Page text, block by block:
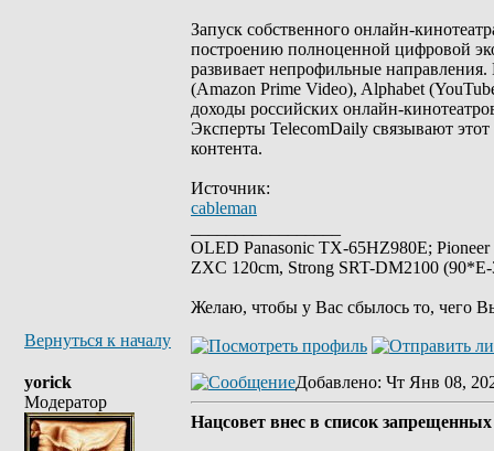
Запуск собственного онлайн-
построению полноценной цифровой
развивает непрофильные
(Amazon Prime Video), Alphabet
доходы российских онлайн-
Эксперты TelecomDaily связывают
контента.
Источник:
cableman
OLED Panasonic TX-65HZ980E;
ZXC 120cm, Strong SRT-DM2100
Желаю, чтобы у Вас сбылось то, чего
Вернуться к началу
yorick
Модератор
Добавлено: Чт Янв 08,
Нацсовет внес в список